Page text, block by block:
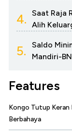
4.
Saat Raja
Alih
5.
Saldo
Mandiri-
Features
Kongo Tutup Keran
Berbahaya